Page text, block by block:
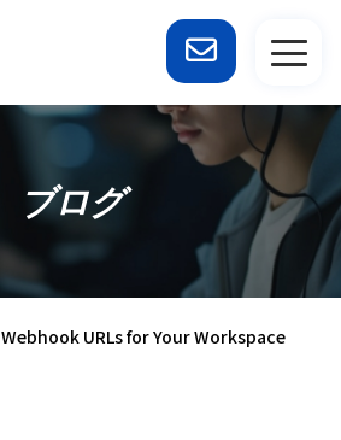
ブログ
Webhook URLs for Your Workspace